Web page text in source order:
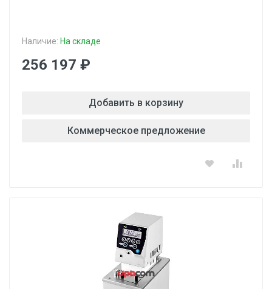
Наличие: На складе
256 197 ₽
Добавить в корзину
Коммерческое предложение